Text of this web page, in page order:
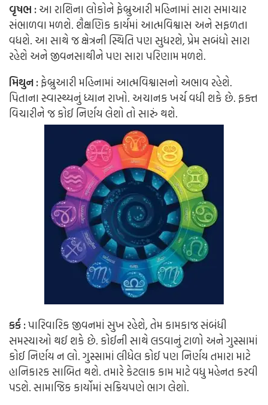
વૃષભ :આ રાશિના લોકોને ફેબ્રુઆરી મહિનામાં સારા સમાચાર
સંભાળવા મળશે. શૈક્ષણિક કાર્યમાં આત્મવિશ્વાસ અને સફળતા
વધશે. આ સાથે જ ક્ષેત્રની સ્થિતિ પણ સુધરશે, પ્રેમ સબંધો સારા
રહેશે અને જીવનસાથીને પણ સારા પરિણામ મળશે.
મિથુન :ફેબ્રુઆરી મહિનામાં આત્મવિશ્વાસનો અભાવ રહેશે.
પિતાના સ્વાસ્થ્યનું ધ્યાન રાખો. અચાનક ખર્ચ વધી શકે છે. ફક્ત
વિચારીને જ કોઈ નિર્ણય લેશો તો સારું થશે.
કર્ક:પારિવારિક જીવનમાં સુખ રહેશે, તેમ કામકાજ સંબંધી
સમસ્યાઓ થઈ શકે છે. કોઈની સાથે લડવાનું ટાળો અને ગુસ્સામાં
કોઈ નિર્ણય ન લો. ગુસ્સામાં લીધેલ કોઈ પણ નિર્ણય તમારા માટે
હાનિકારક સાબિત થશે. તમારે કેટલાક કામ માટે વધુ મહેનત કરવી
પડશે. સામાજિક કાર્યોમાં સક્રિયપણે ભાગ લેશો.